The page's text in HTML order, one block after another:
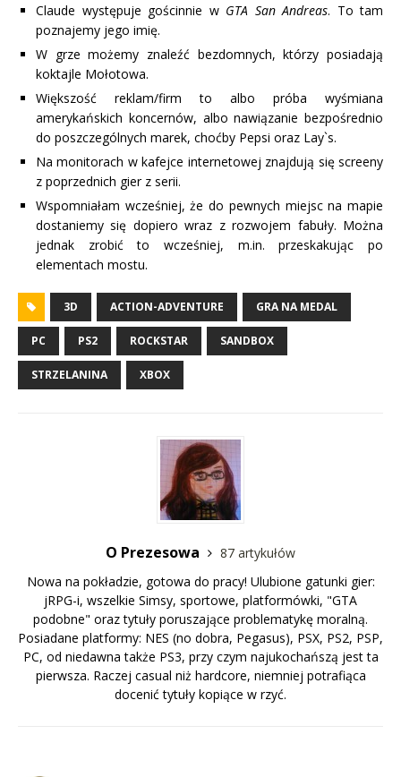
Claude występuje gościnnie w GTA San Andreas. To tam
poznajemy jego imię.
W grze możemy znaleźć bezdomnych, którzy posiadają
koktajle Mołotowa.
Większość reklam/firm to albo próba wyśmiana
amerykańskich koncernów, albo nawiązanie bezpośrednio
do poszczególnych marek, choćby Pepsi oraz Lay`s.
Na monitorach w kafejce internetowej znajdują się screeny
z poprzednich gier z serii.
Wspomniałam wcześniej, że do pewnych miejsc na mapie
dostaniemy się dopiero wraz z rozwojem fabuły. Można
jednak zrobić to wcześniej, m.in. przeskakując po
elementach mostu.
3D ACTION-ADVENTURE GRA NA MEDAL
PC PS2 ROCKSTAR SANDBOX
STRZELANINA XBOX
O Prezesowa
87 artykułów
Nowa na pokładzie, gotowa do pracy! Ulubione gatunki gier:
jRPG-i, wszelkie Simsy, sportowe, platformówki, "GTA
podobne" oraz tytuły poruszające problematykę moralną.
Posiadane platformy: NES (no dobra, Pegasus), PSX, PS2, PSP,
PC, od niedawna także PS3, przy czym najukochańszą jest ta
pierwsza. Raczej casual niż hardcore, niemniej potrafiąca
docenić tytuły kopiące w rzyć.